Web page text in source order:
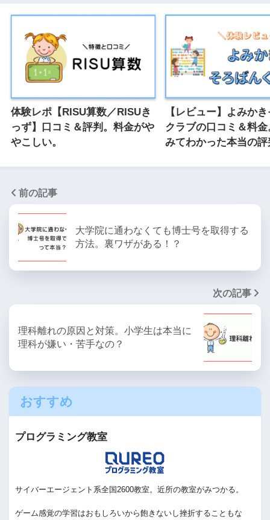
体験レポ【RISU算数／RISUき
っず】口コミ＆評判。料金がや
やこしい。
【レビュー】よみか
クラブの口コミ＆料
みてわかった本当の評
前の記事
大学院に通わなくても博士号を取得する
方法。裏ワザがある！？
次の記事
理科離れの原因と対策。小学生は本当に
理科が嫌い・苦手なの？
おすすめ
プログラミング教室
サイバーエージェント系全国2600教室。近所の教室がみつかる。
ゲーム感覚の学習はおもしろいから飽きないし挫折することもな